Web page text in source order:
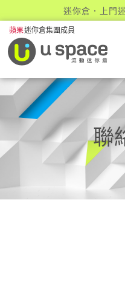
迷你倉．上門
聯